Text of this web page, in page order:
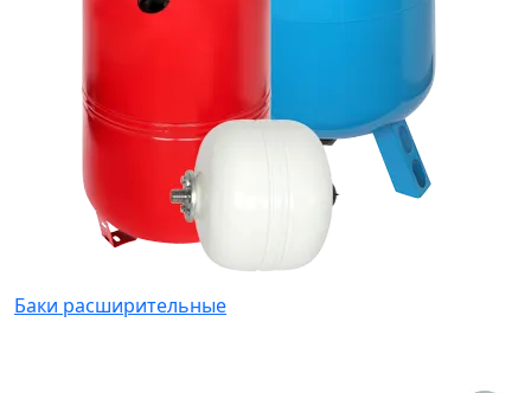
Баки расширительные